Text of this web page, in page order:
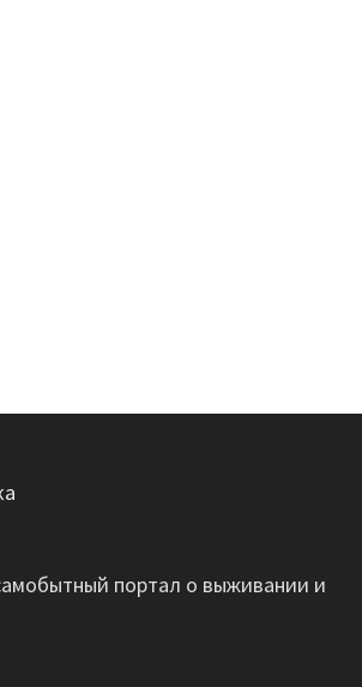
портал о выживании и